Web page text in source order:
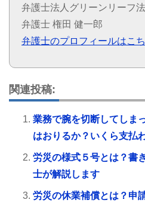
弁護士法人グリーンリーフ
弁護士 権田 健一郎
弁護士のプロフィールはこ
関連投稿:
業務で腕を切断してしま
はおりるか？いくら支払
労災の様式５号とは？書
士が解説します
労災の休業補償とは？申